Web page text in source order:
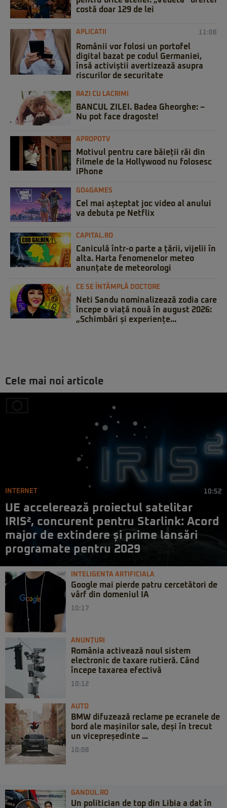
costă doar 129 de lei
APLICATII 11:08
Românii vor folosi un portofel
digital bazat pe codul Germaniei,
însă activiștii avertizează asupra
riscurilor de securitate
RAZI CU LACRIMI
BANCUL ZILEI. Badea Gheorghe: –
Nu pot face dragoste!
APROPOTV
Motivul pentru care băieții răi din
filmele de la Hollywood nu folosesc
iPhone
GO4GAMES
Cel mai așteptat joc video al anului
va debuta pe Netflix
CAPITAL.RO
Caniculă într-o parte a țării, vijelii în
alta. Harta fenomenelor meteo
anunțate de meteorologi
CE SE ÎNTÂMPLĂ DOCTORE
Neti Sandu nominalizează zodia care
începe o viață nouă în august 2026:
„Schimbări și experiențe...
Cele mai noi articole
INTERNET 10:52
UE accelerează proiectul satelitar
IRIS², concurent pentru Starlink: Acord
major de extindere și prime lansări
programate pentru 2029
INTELIGENTA ARTIFICIALA
Google mai pierde patru cercetători de
vârf din domeniul IA
10:17
ANUNȚURI
România activează noul sistem
electronic de taxare rutieră. Când
începe taxarea efectivă
10:12
AUTO
BMW difuzează reclame pe ecranele de
bord ale mașinilor sale, deși în trecut
un vicepreședinte ...
10:08
GANDUL.RO
Un politician de top din Libia a dat în